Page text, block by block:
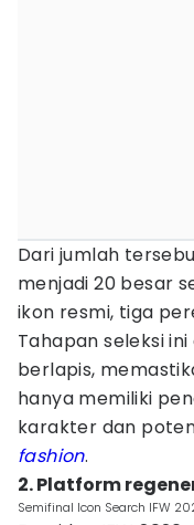
Dari jumlah
menjadi 20 besar
ikon resmi, tiga
Tahapan seleksi
berlapis,
hanya memiliki
karakter dan
fashion.
2. Platform
Semifinal Icon Search IFW